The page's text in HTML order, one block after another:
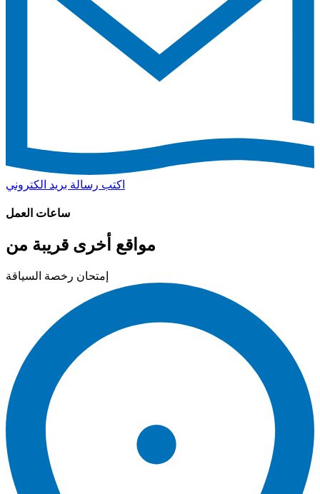
اكتب رسالة بريد الكتروني
ساعات العمل
مواقع أخرى قريبة من
إمتحان رخصة السياقة